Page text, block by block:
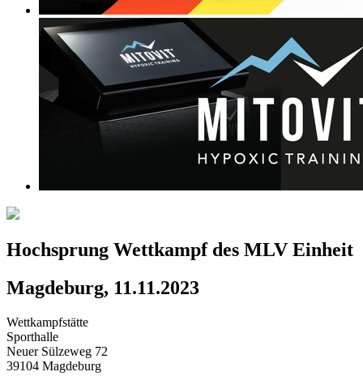
Hochsprung Wettkampf des MLV Einheit
Magdeburg, 11.11.2023
Wettkampfstätte
Sporthalle
Neuer Sülzeweg 72
39104 Magdeburg